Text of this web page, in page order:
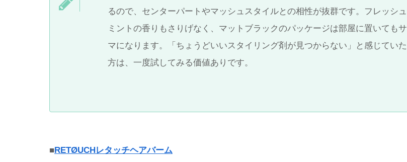
るので、センターパートやマッシュスタイルとの相性が抜群です。フレッシュ
ミントの香りもさりげなく、マットブラックのパッケージは部屋に置いてもサ
マになります。「ちょうどいいスタイリング剤が見つからない」と感じていた
方は、一度試してみる価値ありです。
■RETØUCHレタッチヘアバーム